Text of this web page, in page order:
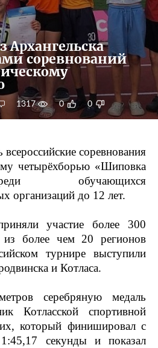
соревнований
1317 0 0
соревнования
четырёхборью «Шиповка
обучающихся
организаций до 12 лет.
участие более 300
более чем 20 регионов
турнире выступили
и Котласа.
серебряную медаль
Котласской спортивной
который финишировал с
секунды и показал